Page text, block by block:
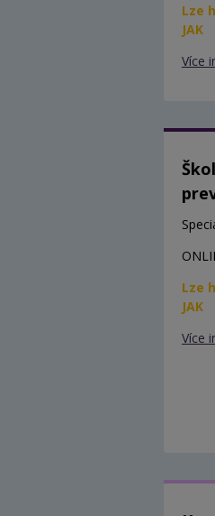
Lze
JAK
Více
Lze
JAK
Více